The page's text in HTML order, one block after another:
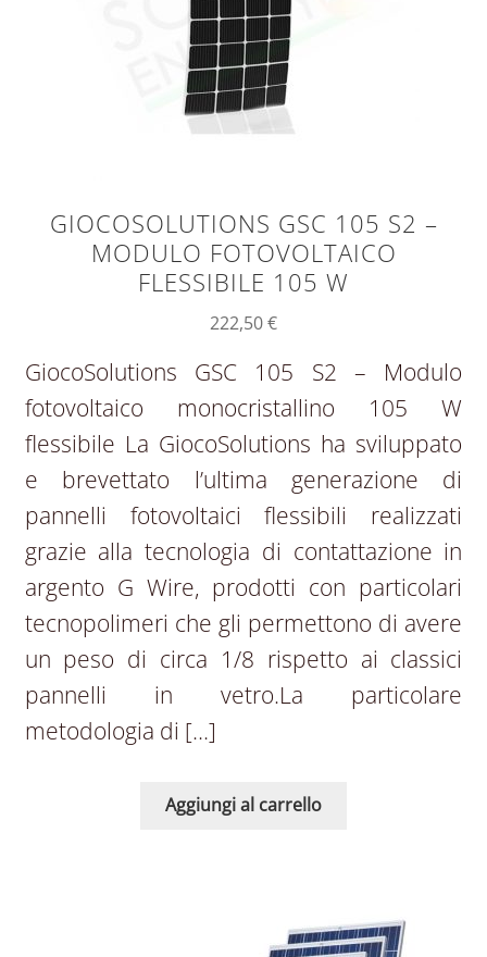
GIOCOSOLUTIONS GSC 105 S2 –
MODULO FOTOVOLTAICO
FLESSIBILE 105 W
222,50€
GiocoSolutions GSC 105 S2 – Modulo
fotovoltaico monocristallino 105 W
flessibile La GiocoSolutions ha sviluppato
e brevettato l’ultima generazione di
pannelli fotovoltaici flessibili realizzati
grazie alla tecnologia di contattazione in
argento G Wire, prodotti con particolari
tecnopolimeri che gli permettono di avere
un peso di circa 1/8 rispetto ai classici
pannelli in vetro.La particolare
metodologia di […]
Aggiungi al carrello